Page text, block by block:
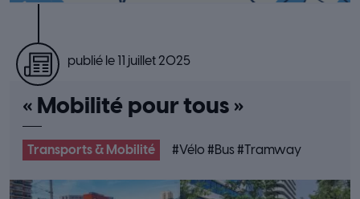
publié le 11 juillet 2025
« Mobilité pour tous »
Transports & Mobilité #Vélo #Bus#Tramway